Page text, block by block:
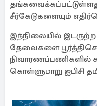
சீர்கேடுகளையும்
இந்நிலையில்
தேவைகளை
நிவாரணப்பணிகளில்
கொள்ளுமாறு ஐபிசி